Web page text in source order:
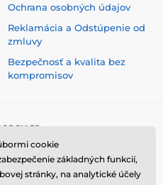
Ochrana osobných údajov
Reklamácia a Odstúpenie od
zmluvy
Bezpečnosť a kvalita bez
kompromisov
cookie
základných funkcií,
stránky, na analytické účely